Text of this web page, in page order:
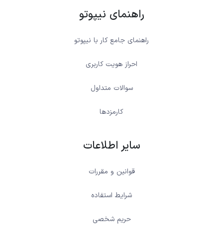
راهنمای نیپوتو
راهنمای جامع کار با نیپوتو
احراز هویت کاربری
سوالات متداول
کارمزدها
سایر اطلاعات
قوانین و مقررات
شرایط استفاده
حریم شخصی